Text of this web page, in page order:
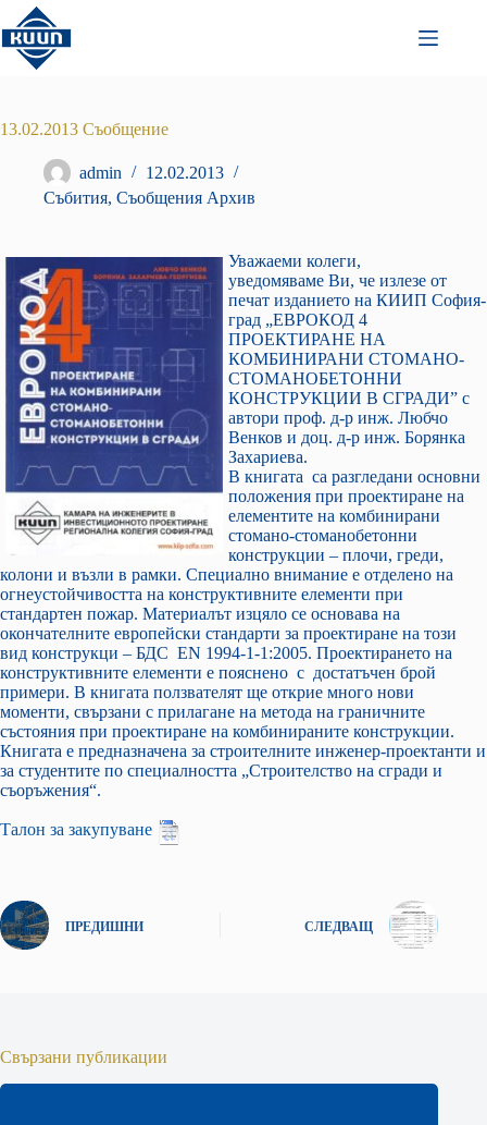
Преминаване
към
съдържанието
13.02.2013 Съобщение
admin
12.02.2013
Събития, Съобщения Архив
Уважаеми колеги,
уведомяваме Ви, че излезе от
печат изданието на КИИП София-
град „ЕВРОКОД 4
ПРОЕКТИРАНЕ НА
КОМБИНИРАНИ СТОМАНО-
СТОМАНОБЕТОННИ
КОНСТРУКЦИИ В СГРАДИ” с
автори проф. д-р инж. Любчо
Венков и доц. д-р инж. Борянка
Захариева.
В книгата са разгледани основни
положения при проектиране на
елементите на комбинирани
стомано-стоманобетонни
конструкции – плочи, греди,
колони и възли в рамки. Специално внимание е отделено на
огнеустойчивостта на конструктивните елементи при
стандартен пожар. Материалът изцяло се основава на
окончателните европейски стандарти за проектиране на този
вид конструкци – БДС ЕN 1994-1-1:2005. Проектирането на
конструктивните елементи е пояснено с достатъчен брой
примери. В книгата ползвателят ще открие много нови
моменти, свързани с прилагане на метода на граничните
състояния при проектиране на комбинираните конструкции.
Книгата е предназначена за строителните инженер-проектанти и
за студентите по специалността „Строителство на сгради и
съоръжения“.
Талон за закупуване
ПРЕДИШНИ СЛЕДВАЩ
Свързани публикации